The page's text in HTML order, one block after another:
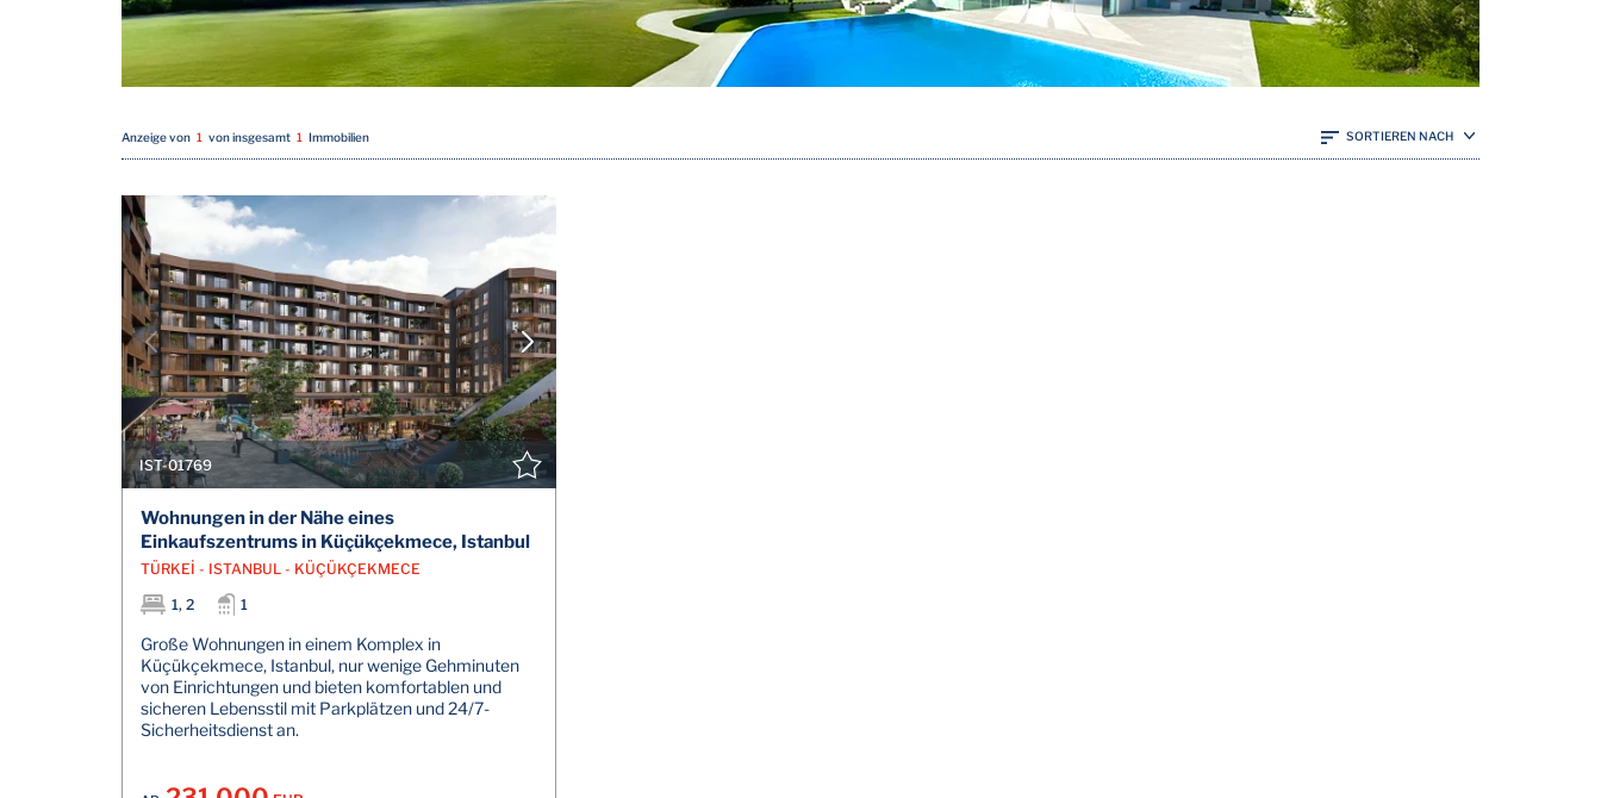
SORTIEREN NACH
Anzeige von 1 von insgesamt 1 Immobilien
IST-01769
Wohnungen in der Nähe eines
Einkaufszentrums in Küçükçekmece, Istanbul
TÜRKEİ - ISTANBUL - KÜÇÜKÇEKMECE
1, 2
1
Große Wohnungen in einem Komplex in
Küçükçekmece, Istanbul, nur wenige Gehminuten
von Einrichtungen und bieten komfortablen und
sicheren Lebensstil mit Parkplätzen und 24/7-
Sicherheitsdienst an.